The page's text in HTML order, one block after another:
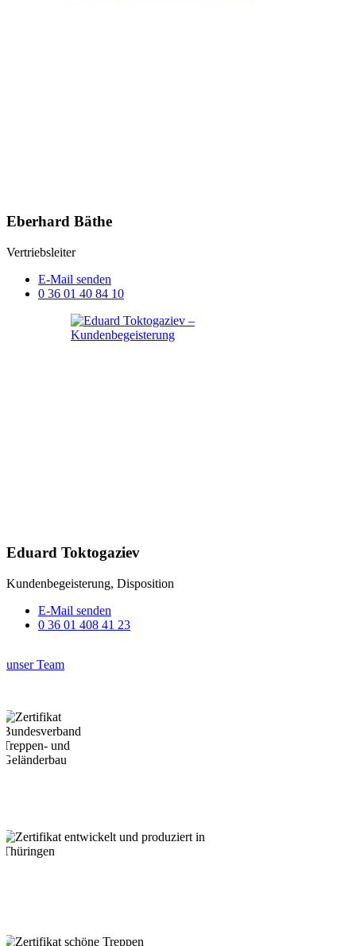
Eberhard Bäthe
Vertriebsleiter
E-Mail senden
0 36 01 40 84 10
Eduard Toktogaziev
Kundenbegeisterung, Disposition
E-Mail senden
0 36 01 408 41 23
unser Team